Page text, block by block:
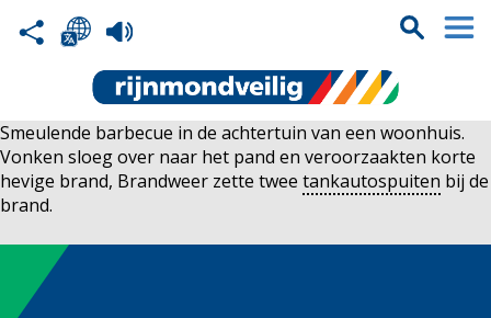
Smeulende barbecue in de achtertuin van een woonhuis.
Vonken sloeg over naar het pand en veroorzaakten korte
hevige brand, Brandweer zette twee tankautospuiten bij de
brand.